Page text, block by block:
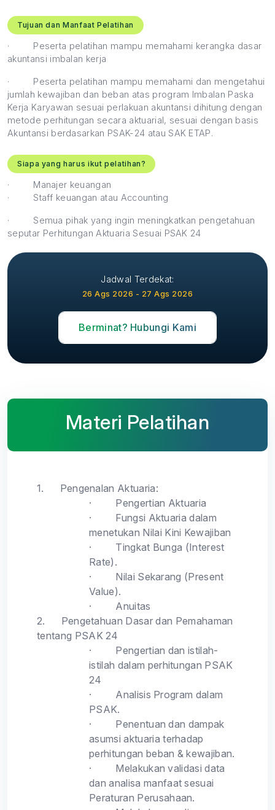
Tujuan dan Manfaat Pelatihan
·
Peserta pelatihan mampu memahami kerangka dasar
akuntansi imbalan kerja
·
Peserta pelatihan mampu memahami dan mengetahui
jumlah kewajiban dan beban atas program Imbalan Paska
Kerja Karyawan sesuai perlakuan akuntansi dihitung dengan
metode perhitungan secara aktuarial, sesuai dengan basis
Akuntansi berdasarkan PSAK-24 atau SAK ETAP.
Siapa yang harus ikut pelatihan?
·
Manajer keuangan
·
Staff keuangan atau Accounting
·
Semua pihak yang ingin meningkatkan pengetahuan
seputar Perhitungan Aktuaria Sesuai PSAK 24
Jadwal Terdekat:
26 Ags 2026 - 27 Ags 2026
Berminat? Hubungi Kami
Materi Pelatihan
1.
Pengenalan Aktuaria:
·
Pengertian Aktuaria
·
Fungsi Aktuaria dalam
menetukan Nilai Kini Kewajiban
·
Tingkat Bunga (Interest
Rate).
·
Nilai Sekarang (Present
Value).
·
Anuitas
2.
Pengetahuan Dasar dan Pemahaman
tentang PSAK 24
·
Pengertian dan istilah-
istilah dalam perhitungan PSAK
24
·
Analisis Program dalam
PSAK.
·
Penentuan dan dampak
asumsi aktuaria terhadap
perhitungan beban & kewajiban.
·
Melakukan validasi data
dan analisa manfaat sesuai
Peraturan Perusahaan.